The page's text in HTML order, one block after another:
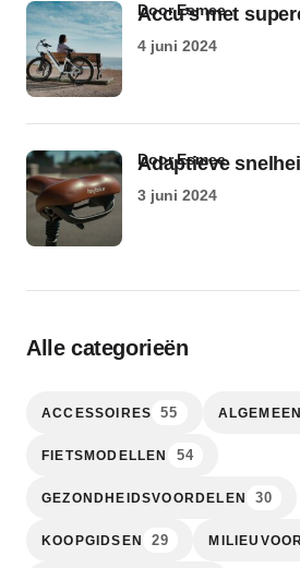
Accu’s met
door Esmee
4 juni 2024
Adaptieve
door Esmee
3 juni 2024
Alle categorieën
ACCESSOIRES 55 ALGEMEEN
FIETSMODELLEN 54
GEZONDHEIDSVOORDELEN 30
KOOPGIDSEN 29